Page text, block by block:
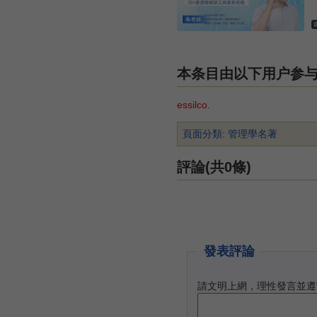
本条目由以下用户参
essilco
頁面分類: 管理學名著
評論(共0條)
發表評論
請文明上網，理性發言並